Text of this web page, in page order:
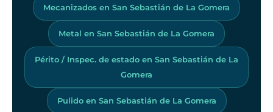
Mecanizados en San Sebastián de La Gomera
Metal en San Sebastián de La Gomera
Périto / Inspec. de estado en San Sebastián de La
Gomera
Pulido en San Sebastián de La Gomera